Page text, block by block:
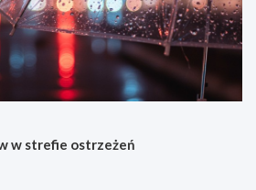
w strefie ostrzeżeń